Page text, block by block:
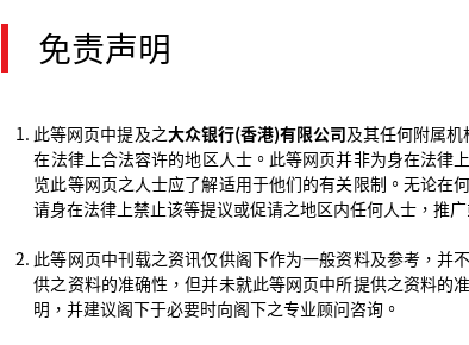
免责声明
此等网页中提及之大众银行(香港)有限公司及其任何附属机
在​​法律上合法容许的地区人士。此等网页并非为身在法律
览此等网页之人士应了解适用于他们的有关限制。无论在
请身在法律上禁止该等提议或促请之地区内任何人士，推
此等网页中刊载之资讯仅供阁下作为一般资料及参考，并
供之资料的准确性，但并未就此等网页中所提供之资料的
明，并建议阁下于必要时向阁下之专业顾问咨询。